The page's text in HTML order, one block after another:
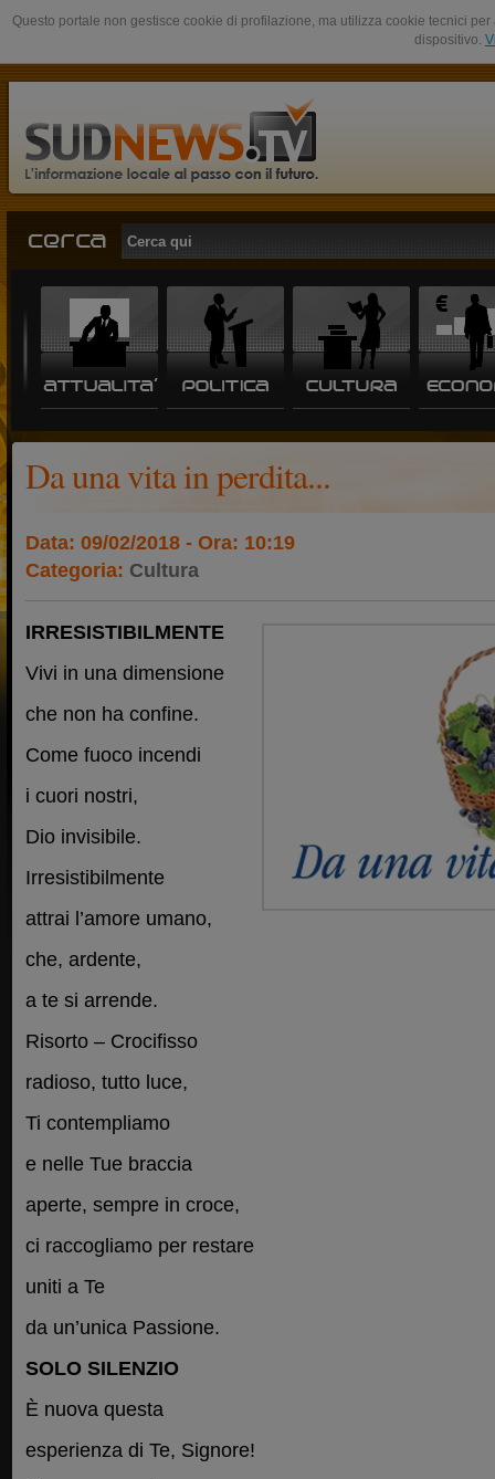
Questo portale non gestisce cookie di profilazione, ma utilizza cookie tecnici
dispositivo.
Da una vita in perdita...
Data: 09/02/2018 - Ora: 10:19
Categoria: Cultura
IRRESISTIBILMENTE
Vivi in una dimensione
che non ha confine.
Come fuoco incendi
i cuori nostri,
Dio invisibile.
Irresistibilmente
attrai l’amore umano,
che, ardente,
a te si arrende.
Risorto – Crocifisso
radioso, tutto luce,
Ti contempliamo
e nelle Tue braccia
aperte, sempre in croce,
ci raccogliamo per restare
uniti a Te
da un’unica Passione.
SOLO SILENZIO
È nuova questa
esperienza di Te, Signore!